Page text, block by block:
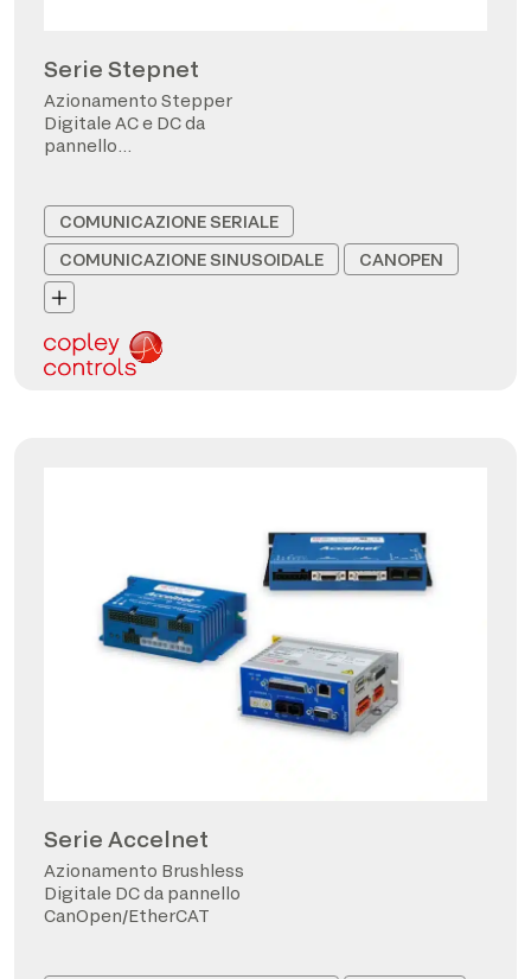
Serie Stepnet
Azionamento Stepper
Digitale AC e DC da
pannello
COMUNICAZIONE SERIALE
COMUNICAZIONE SINUSOIDALE
CANOPEN
Serie Accelnet
Azionamento Brushless
Digitale DC da pannello
CanOpen/EtherCAT